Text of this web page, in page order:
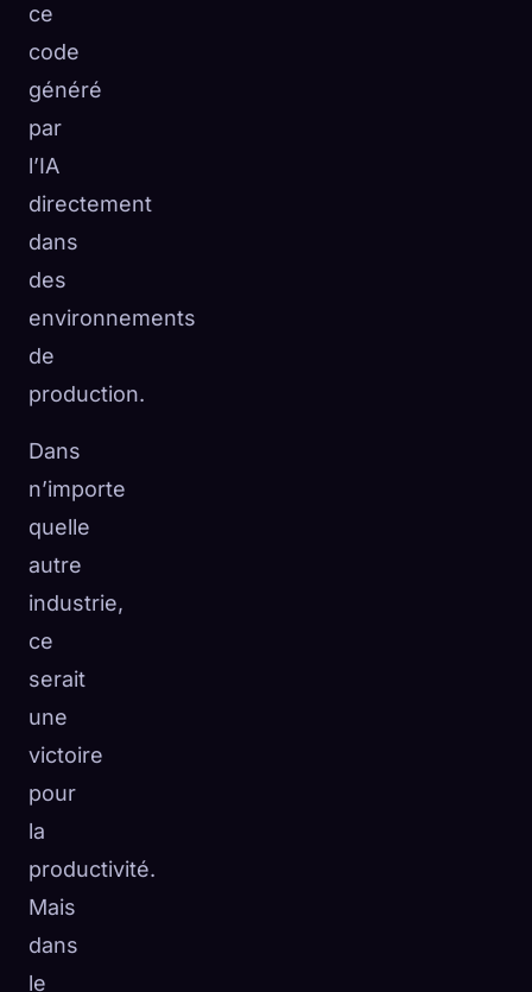
ce
code
généré
par
l’IA
directement
dans
des
environnements
de
production.
Dans
n’importe
quelle
autre
industrie,
ce
serait
une
victoire
pour
la
productivité.
Mais
dans
le